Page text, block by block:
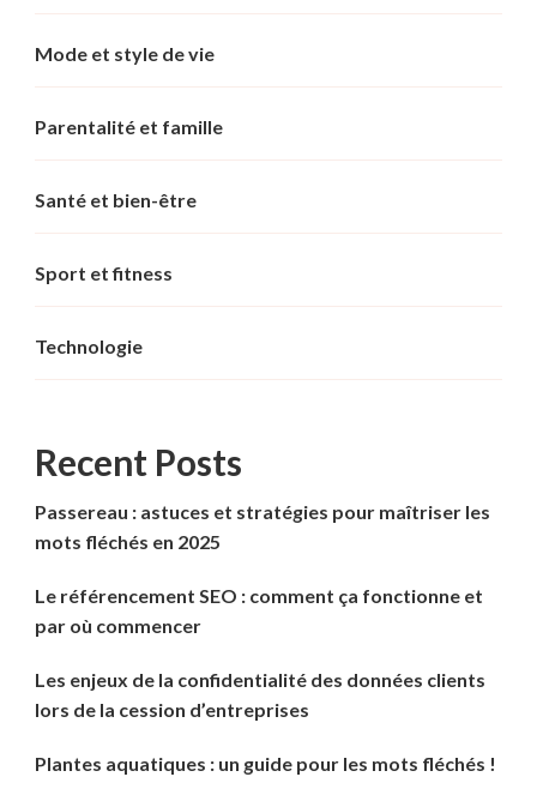
Mode et style de vie
Parentalité et famille
Santé et bien-être
Sport et fitness
Technologie
Recent Posts
Passereau : astuces et stratégies pour maîtriser les
mots fléchés en 2025
Le référencement SEO : comment ça fonctionne et
par où commencer
Les enjeux de la confidentialité des données clients
lors de la cession d’entreprises
Plantes aquatiques : un guide pour les mots fléchés !